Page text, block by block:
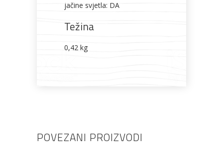
jačine svjetla: DA
Težina
0,42 kg
POVEZANI PROIZVODI